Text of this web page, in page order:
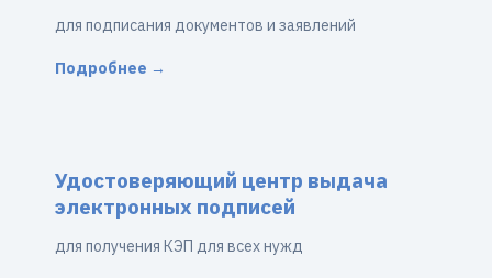
для подписания документов и заявлений
Подробнее →
Удостоверяющий центр выдача
электронных подписей
для получения КЭП для всех нужд